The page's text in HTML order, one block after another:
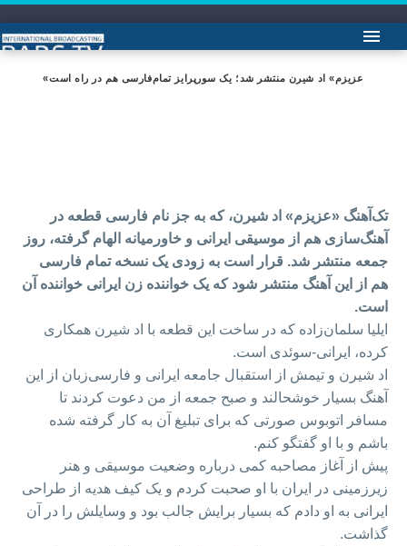
«عزیزم» اد شیرن منتشر شد؛ یک سورپرایز تمام‌فارسی هم در راه است
تک‌آهنگ «عزیزم» اد شیرن، که به جز نام فارسی قطعه در
آهنگ‌سازی هم از موسیقی ایرانی و خاورمیانه الهام گرفته، روز
جمعه منتشر شد. قرار است به زودی یک نسخه تمام فارسی
هم از این آهنگ منتشر شود که یک خواننده زن ایرانی خواننده آن
است.
ایلیا سلمان‌زاده که در ساخت این قطعه با اد شیرن همکاری
کرده، ایرانی-سوئدی است.
اد شیرن و تیمش از استقبال جامعه ایرانی و فارسی‌زبان از این
آهنگ بسیار خوشحالند و صبح جمعه از من دعوت کردند تا
مسافر اتوبوس صورتی که برای تبلیغ آن به کار گرفته شده
باشم و با او گفتگو کنم.
پیش از آغاز مصاحبه کمی درباره وضعیت موسیقی و هنر
زیرزمینی در ایران با او صحبت کردم و یک کیف هدیه از طراحی
ایرانی به او دادم که بسیار برایش جالب بود و وسایلش را در آن
گذاشت.